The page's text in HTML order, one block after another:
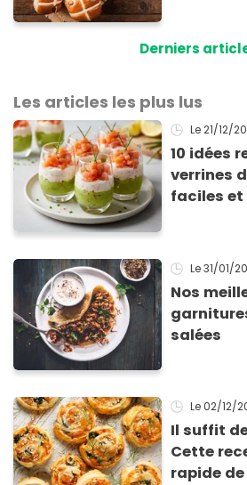
Derniers
Les articles les plus lus
Le 21/12/
10 idées
verrines
faciles et
Le 31/01/
Nos
salées
Le 02/12/
Il suffit
Cette
rapide de